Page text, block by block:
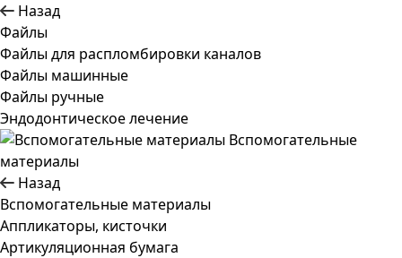
Назад
Файлы
Файлы для распломбировки каналов
Файлы машинные
Файлы ручные
Эндодонтическое лечение
Вспомогательные
материалы
Назад
Вспомогательные материалы
Аппликаторы, кисточки
Артикуляционная бумага